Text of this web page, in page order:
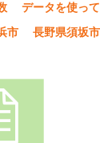
データを使っ
市 長野県須坂市